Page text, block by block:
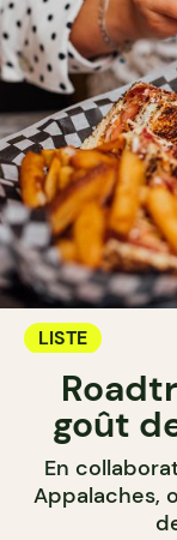
LISTE
goût
En
Appalaches,